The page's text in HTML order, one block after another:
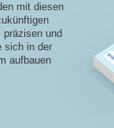
mit diesen
präzisen und
sich in der
aufbauen